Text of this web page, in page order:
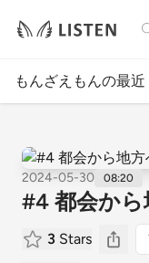
検
もんざえもんの最近
2024-05-30 08:20
#4 都会から
3 Stars